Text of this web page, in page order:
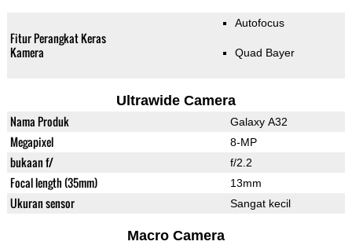
Fitur Perangkat Keras
Kamera
Autofocus
Quad Bayer
Ultrawide Camera
Nama Produk Galaxy A32
Megapixel 8-MP
bukaan f/ f/2.2
Focal length (35mm) 13mm
Ukuran sensor Sangat kecil
Macro Camera